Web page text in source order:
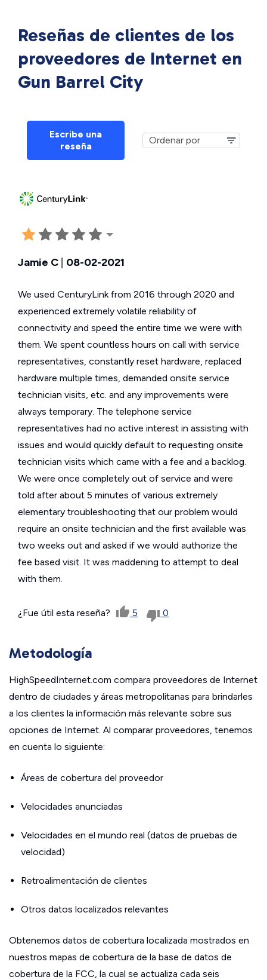
Reseñas de clientes de los
proveedores de Internet en
Gun Barrel City
Escribe una
reseña
Jamie C 08-02-2021
We used CenturyLink from 2016 through 2020 and
experienced extremely volatile reliability of
connectivity and speed the entire time we were with
them. We spent countless hours on call with service
representatives, constantly reset hardware, replaced
hardware multiple times, demanded onsite service
technician visits, etc. and any improvements were
always temporary. The telephone service
representatives had no active interest in assisting with
issues and would quickly default to requesting onsite
technician visits which came with a fee and a backlog.
We were once completely out of service and were
told after about 5 minutes of various extremely
elementary troubleshooting that our problem would
require an onsite technician and the first available was
two weeks out and asked if we would authorize the
fee based visit. It was maddening to attempt to deal
with them.
¿Fue útil esta reseña? 5 0
Metodología
HighSpeedInternet.com compara proveedores de Internet
dentro de ciudades y áreas metropolitanas para brindarles
a los clientes la información más relevante sobre sus
opciones de Internet. Al comparar proveedores, tenemos
en cuenta lo siguiente:
Áreas de cobertura del proveedor
Velocidades anunciadas
Velocidades en el mundo real (datos de pruebas de
velocidad)
Retroalimentación de clientes
Otros datos localizados relevantes
Obtenemos datos de cobertura localizada mostrados en
nuestros mapas de cobertura de la base de datos de
cobertura de la FCC, la cual se actualiza cada seis